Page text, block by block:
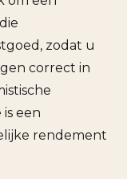
zodat u
correct in
een
rendement